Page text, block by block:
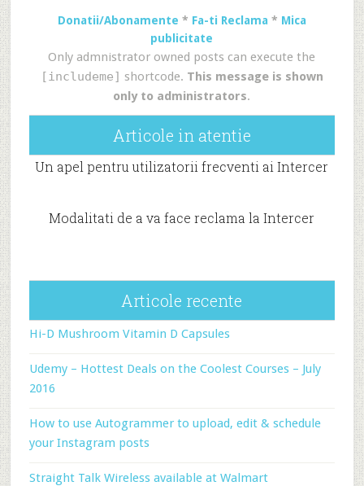
Donatii/Abonamente * Fa-ti Reclama * Mica
publicitate
Only admnistrator owned posts can execute the
[includeme] shortcode. This message is shown
only to administrators.
Articole in atentie
Un apel pentru utilizatorii frecventi ai Intercer
Modalitati de a va face reclama la Intercer
Articole recente
Hi-D Mushroom Vitamin D Capsules
Udemy – Hottest Deals on the Coolest Courses – July
2016
How to use Autogrammer to upload, edit & schedule
your Instagram posts
Straight Talk Wireless available at Walmart